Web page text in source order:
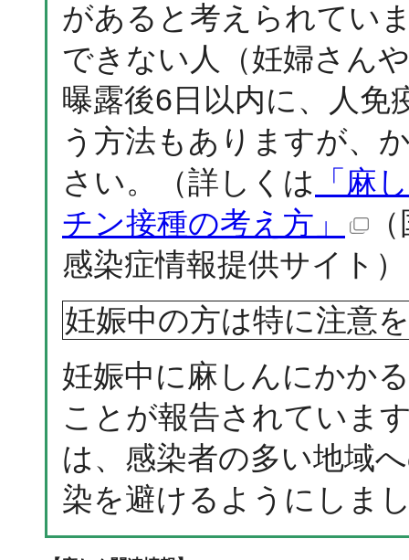
があると考えられてい
できない人（妊婦さん
曝露後6日以内に、人免
う方法もありますが、
さい。（詳しくは 「麻
チン接種の考え方」
（
感染症情報提供サイト
妊娠中の方は特に注意を
妊娠中に麻しんにかか
ことが報告されていま
は、感染者の多い地域
染を避けるようにしま